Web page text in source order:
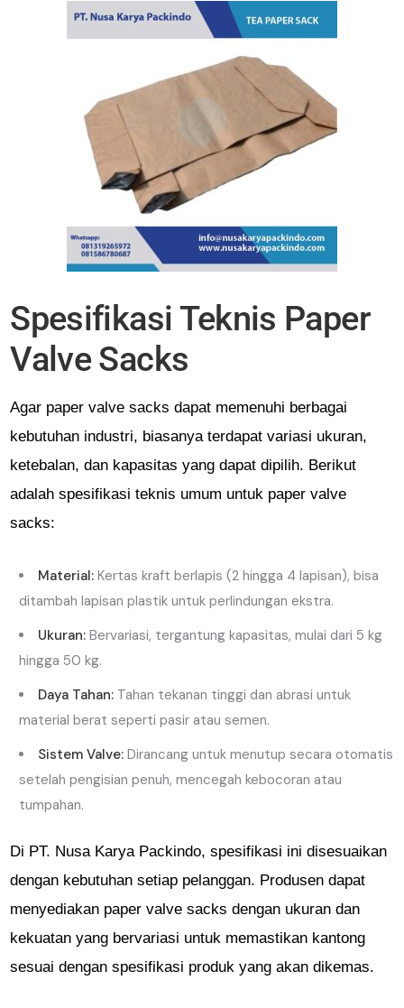
Spesifikasi Teknis Paper
Valve Sacks
Agar paper valve sacks dapat memenuhi berbagai
kebutuhan industri, biasanya terdapat variasi ukuran,
ketebalan, dan kapasitas yang dapat dipilih. Berikut
adalah spesifikasi teknis umum untuk paper valve
sacks:
Material: Kertas kraft berlapis (2 hingga 4 lapisan), bisa
ditambah lapisan plastik untuk perlindungan ekstra.
Ukuran: Bervariasi, tergantung kapasitas, mulai dari 5 kg
hingga 50 kg.
Daya Tahan: Tahan tekanan tinggi dan abrasi untuk
material berat seperti pasir atau semen.
Sistem Valve: Dirancang untuk menutup secara otomatis
setelah pengisian penuh, mencegah kebocoran atau
tumpahan.
Di PT. Nusa Karya Packindo, spesifikasi ini disesuaikan
dengan kebutuhan setiap pelanggan. Produsen dapat
menyediakan paper valve sacks dengan ukuran dan
kekuatan yang bervariasi untuk memastikan kantong
sesuai dengan spesifikasi produk yang akan dikemas.